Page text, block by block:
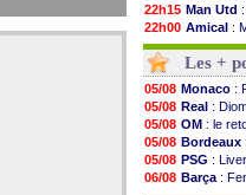
22h15 Man Utd
22h00 Amical :
21h48 Nantes:
21h39
OM: le
21h26 Monaco:
21h05
FIFA:
20h47
FIFA :
20h30
PSG:
20h18
Real:
20h04
Lyon:
19h47
OM: une
Les +
05/08 Monaco :
05/08 Real :
05/08 OM : le
05/08 Bordeaux
05/08 PSG :
06/08 Barça :